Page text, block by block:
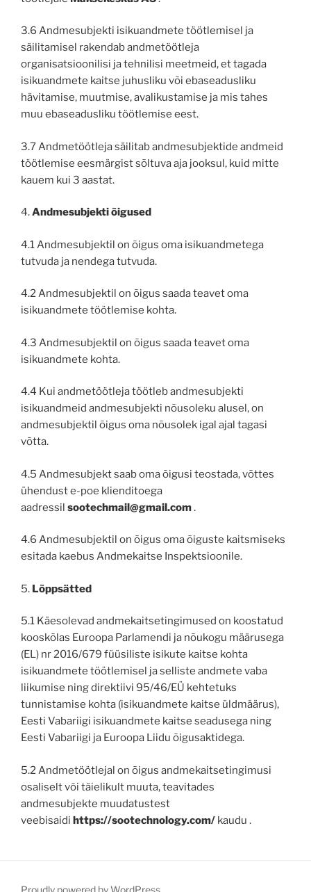
3.6 Andmesubjekti isikuandmete töötlemisel ja
säilitamisel rakendab andmetöötleja
organisatsioonilisi ja tehnilisi meetmeid, et tagada
isikuandmete kaitse juhusliku või ebaseadusliku
hävitamise, muutmise, avalikustamise ja mis tahes
muu ebaseadusliku töötlemise eest.
3.7 Andmetöötleja säilitab andmesubjektide andmeid
töötlemise eesmärgist sõltuva aja jooksul, kuid mitte
kauem kui 3 aastat.
4.Andmesubjekti õigused
4.1 Andmesubjektil on õigus oma isikuandmetega
tutvuda ja nendega tutvuda.
4.2 Andmesubjektil on õigus saada teavet oma
isikuandmete töötlemise kohta.
4.3 Andmesubjektil on õigus saada teavet oma
isikuandmete kohta.
4.4 Kui andmetöötleja töötleb andmesubjekti
isikuandmeid andmesubjekti nõusoleku alusel, on
andmesubjektil õigus oma nõusolek igal ajal tagasi
võtta.
4.5 Andmesubjekt saab oma õigusi teostada, võttes
ühendust e-poe klienditoega
aadressil sootechmail@gmail.com.
4.6 Andmesubjektil on õigus oma õiguste kaitsmiseks
esitada kaebus Andmekaitse Inspektsioonile.
5. Lõppsätted
5.1 Käesolevad andmekaitsetingimused on koostatud
kooskõlas Euroopa Parlamendi ja nõukogu määrusega
(EL) nr 2016/679 füüsiliste isikute kaitse kohta
isikuandmete töötlemisel ja selliste andmete vaba
liikumise ning direktiivi 95/46/EÜ kehtetuks
tunnistamise kohta (isikuandmete kaitse üldmäärus),
Eesti Vabariigi isikuandmete kaitse seadusega ning
Eesti Vabariigi ja Euroopa Liidu õigusaktidega.
5.2 Andmetöötlejal on õigus andmekaitsetingimusi
osaliselt või täielikult muuta, teavitades
andmesubjekte muudatustest
veebisaidi https://sootechnology.com/ kaudu .
Proudly powered by WordPress